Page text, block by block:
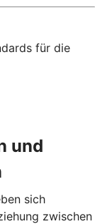
für die
und
sich
zwischen